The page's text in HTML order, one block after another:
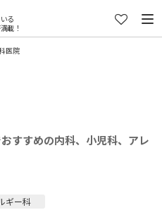
る
載！
医院
すすめの内科、小児科、アレ
ギー科